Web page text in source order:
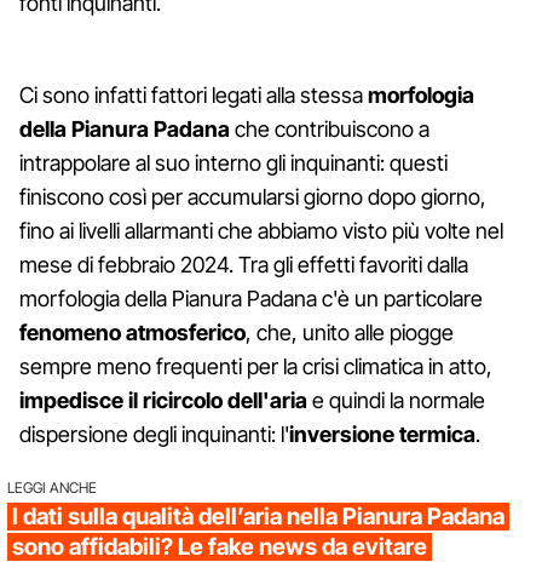
Ci sono infatti fattori legati alla stessamorfologia
della Pianura Padanache contribuiscono a
intrappolare al suo interno gli inquinanti: questi
finiscono così per accumularsi giorno dopo giorno,
fino ai livelli allarmanti che abbiamo visto più volte nel
mese di febbraio 2024. Tra gli effetti favoriti dalla
morfologia della Pianura Padana c'è un particolare
fenomeno atmosferico, che, unito alle piogge
sempre meno frequenti per la crisi climatica in atto,
impedisce il ricircolo dell'ariae quindi la normale
dispersione degli inquinanti: l'inversione termica.
LEGGI ANCHE
I dati sulla qualità dell’aria nella Pianura Padana
sono affidabili? Le fake news da evitare